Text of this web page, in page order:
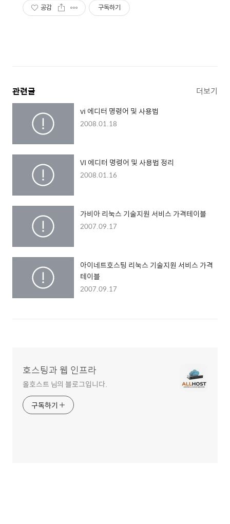
공감 구독하기
관련글 더보기
vi 에디터 명령어 및 사용법
2008.01.18
VI 에디터 명령어 및 사용법 정리
2008.01.16
가비아 리눅스 기술지원 서비스 가격테이블
2007.09.17
아이네트호스팅 리눅스 기술지원 서비스 가격
테이블
2007.09.17
호스팅과 웹 인프라
올호스트 님의 블로그입니다.
구독하기